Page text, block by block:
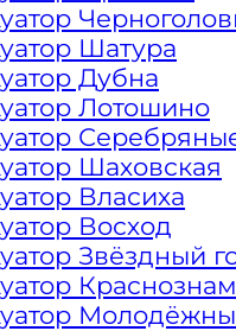
Шатура
Дубна
Лотошино
Шаховская
Власиха
Восход
Звёздный